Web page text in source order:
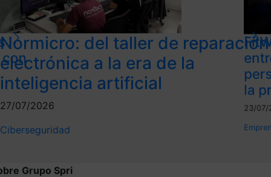
Normicro: del taller de reparación
electrónica a la era de la
inteligencia artificial
27/07/2026
Ciberseguridad
la
23/07/
Grupo Spri